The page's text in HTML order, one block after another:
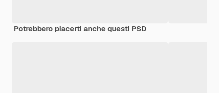
Potrebbero piacerti anche questi PSD